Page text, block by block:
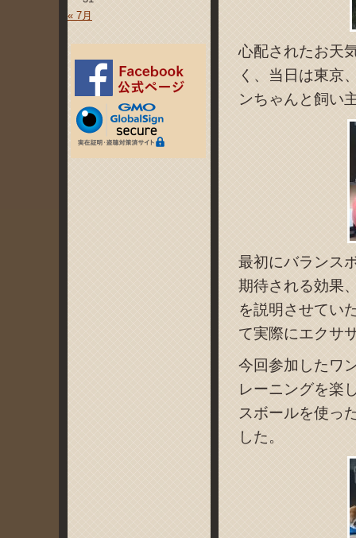
心配されたお天
く、当日は東京
ンちゃんと飼い
最初にバランス
期待される効果
を説明させてい
て実際にエクサ
今回参加したワ
レーニングを楽
スボールを使っ
した。
« 7月